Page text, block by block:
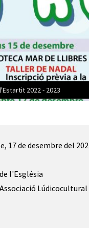
2022 - 2023
17 de desembre del
l'Església
Associació